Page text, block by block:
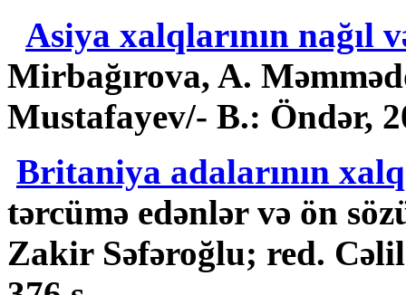
Asiya xalqlarının nağıl
Mirbağırova, A.
Mustafayev/- B.: Öndər,
Britaniya adalarının
tərcümə edənlər və ön
Zakir Səfəroğlu; red.